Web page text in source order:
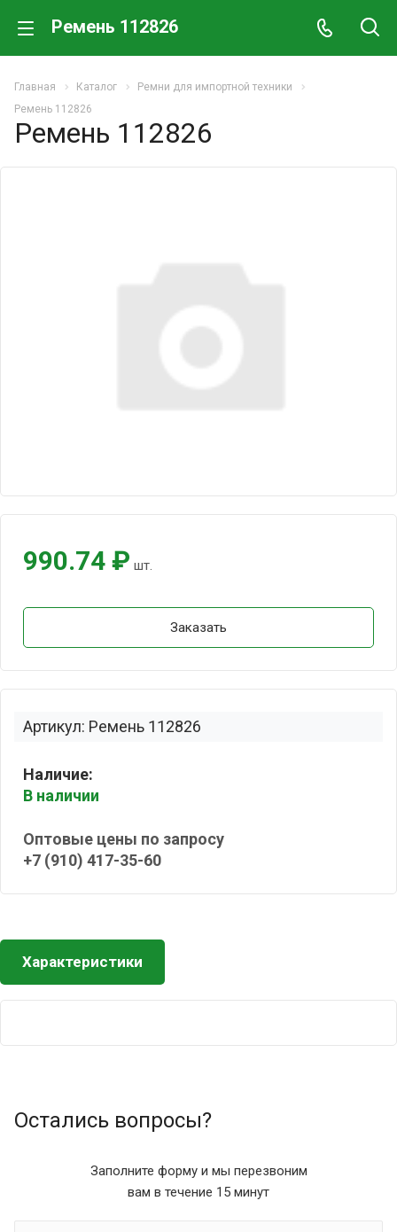
Ремень 112826
Главная Каталог
Ремни для импортной техники
Ремень 112826
Ремень 112826
Артикул: Ремень 112826
Наличие:
В наличии
Оптовые цены по запросу
+7 (910) 417-35-60
990.74 ₽ шт.
Заказать
Характеристики
Остались вопросы?
Заполните форму и мы перезвоним
вам в течение 15 минут